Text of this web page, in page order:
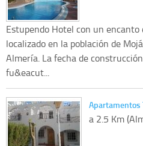
Estupendo Hotel con un
localizado en la población de
Almería. La fecha de
fu&eacut...
a 2.5 Km